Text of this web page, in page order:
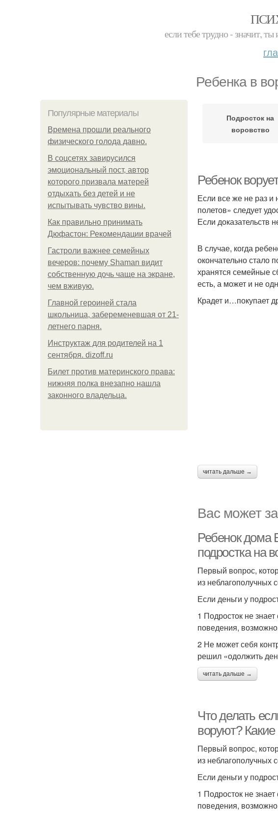
если тебе трудно - значит,
Ребенка в
Популярные материалы
Bpeмена прошли реального
физического голода давно.
В соцсетях завирусился
эмоциональный пост, автор
которого призвала матерей
отдыхать без детей и не
испытывать чувство вины.
Как правильно принимать
Дюфастон: Рекомендации врачей
Гастроли важнее семейных
вечеров: почему Shaman видит
собственную дочь чаще на экране,
чем вживую.
Главной героиней стала
школьница, забеременевшая от 21-
летнего парня.
Инструктаж для родителей на 1
сентября. dizoff.ru
Билет против материнского права:
нижняя полка внезапно нашла
законного владельца.
Подросток на
воровство
Ребенок
Если все же не раз и
полетов» следует
Если доказательств
В случае, когда
окончательно стало
хранятся семейные
есть, а может и не
Крадет и…покупает
читать дальше →
Вас может
Ребенок дома
подростка на
Первый вопрос,
из неблагополучных
Если деньги у
1 Подросток не
поведения,
2 Не может себя
решил «одолжить
читать дальше →
Что делать
воруют?
Первый вопрос,
из неблагополучных
Если деньги у
1 Подросток не
поведения,